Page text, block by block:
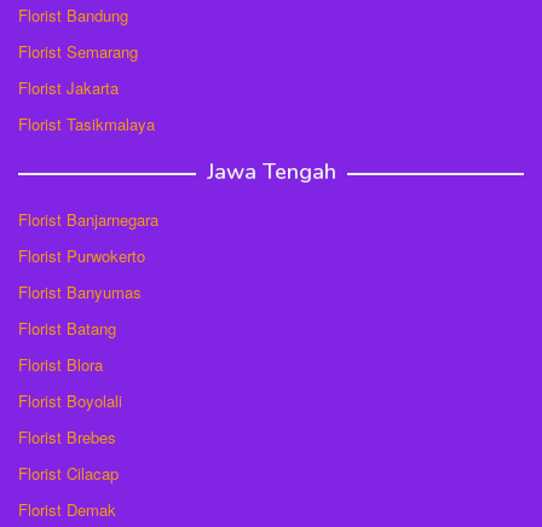
Florist Bandung
Florist Semarang
Florist Jakarta
Florist Tasikmalaya
Jawa Tengah
Florist Banjarnegara
Florist Purwokerto
Florist Banyumas
Florist Batang
Florist Blora
Florist Boyolali
Florist Brebes
Florist Cilacap
Florist Demak